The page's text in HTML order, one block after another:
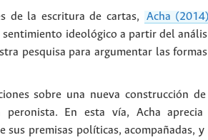
de la escritura de cartas,
Acha
sentimiento ideológico a partir del
pesquisa para argumentar las
sobre una nueva construcción
peronista. En esta vía, Acha
sus premisas políticas, acompañadas,